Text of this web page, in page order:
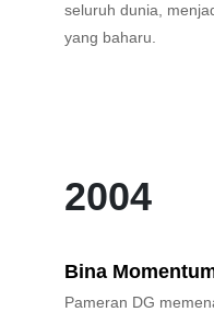
seluruh dunia,
yang baharu.
2004
Bina
Pameran DG